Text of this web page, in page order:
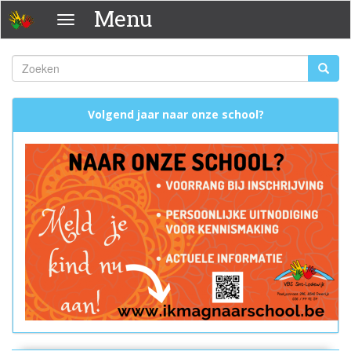
Overslaan
en
naar
de
inhoud
gaan
Menu Menu
Zoekveld
Zoeken
Volgend jaar naar onze school?